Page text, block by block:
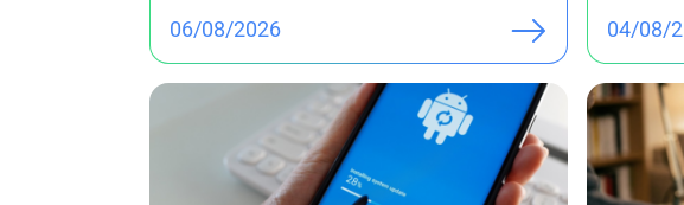
06/08/2026 04/08/